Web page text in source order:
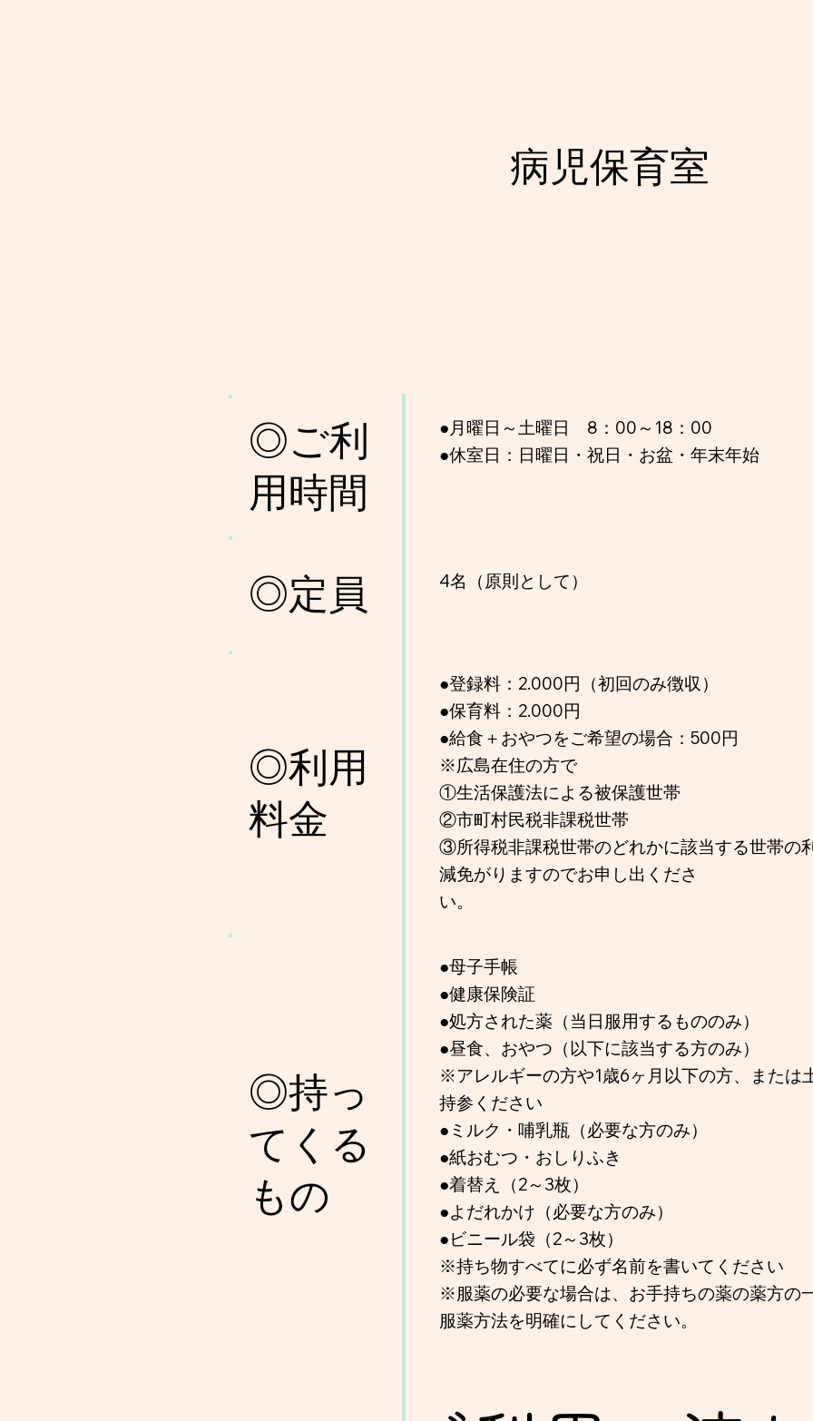
​病児保育室
◎ご利
用時間
●月曜日～土曜日 8：00～18：00
●休室日：日曜日・祝日・お盆・年末年始
◎定員 4名（原則として）
◎利用
料金
●登録料：2.000円（初回のみ徴収）
●保育料：2.000円
●給食＋おやつをご希望の場合：500円
※広島在住の方で
①生活保護法による被保護世帯
②市町村民税非課税世帯
③所得税非課税世帯のどれかに該当する世帯の
減免がりますのでお申し出くださ
い
◎持っ
てくる
もの
●母子手帳
●健康保険証
●処方された薬（当日服用するもののみ）
●昼食、おやつ（以下に該当する方のみ）
※アレルギーの方や1歳6ヶ月以下の方、または
持参ください
●ミルク・哺乳瓶（必要な方のみ）
●紙おむつ・おしりふき
●着替え（2～3枚）
●よだれかけ（必要な方のみ）
●ビニール袋（2～3枚）
※持ち物すべてに必ず名前を書いてください
※服薬の必要な場合は、お手持ちの薬の薬方の
服薬方法を明確にしてください。